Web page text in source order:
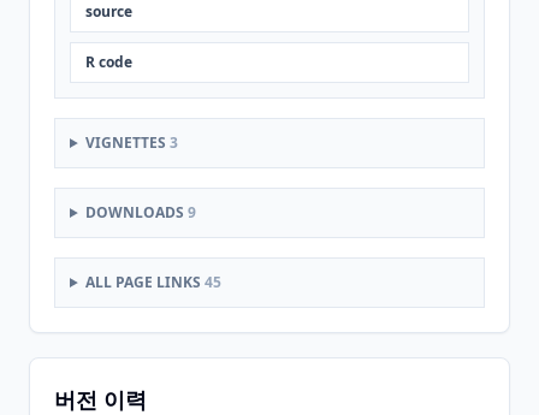
source
R code
VIGNETTES 3
DOWNLOADS 9
ALL PAGE LINKS 45
버전 이력